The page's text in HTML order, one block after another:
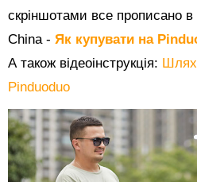
скріншотами все прописано в
China - Як купувати на
А також відеоінструкція: Шлях
Pinduoduo